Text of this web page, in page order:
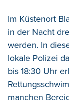
Im Küstenort
in der Nacht
werden. In
lokale Polizei
bis 18:30 Uhr
manchen